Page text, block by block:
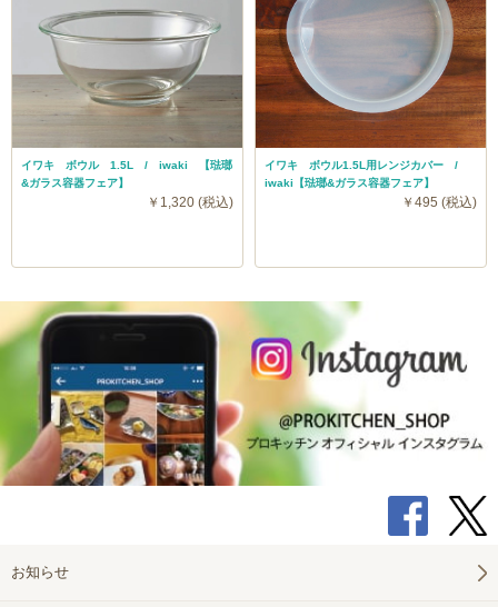
イワキ ボウル 1.5L / iwaki 【琺瑯
&ガラス容器フェア】
￥1,320 (税込)
イワキ ボウル1.5L用レンジカバー /
iwaki【琺瑯&ガラス容器フェア】
￥495 (税込)
お知らせ